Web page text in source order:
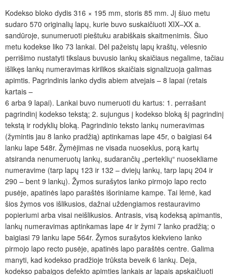
Kodekso bloko dydis 316 × 195 mm, storis 85 mm. Jį šiuo metu
sudaro 570 originalių lapų, kurie buvo suskaičiuoti XIX–XX a.
sandūroje, sunumeruoti pieštuku arabiškais skaitmenimis. Šiuo
metu kodekse liko 73 lankai. Dėl pažeistų lapų kraštų, vėlesnio
perrišimo nustatyti tikslaus buvusio lankų skaičiaus negalime, tačiau
išlikęs lankų numeravimas kirilikos skaičiais signalizuoja galimas
apimtis. Pagrindinis lanko dydis abiem atvejais – 8 lapai (retais
kartais –
6 arba 9 lapai). Lankai buvo numeruoti du kartus: 1. perrašant
pagrindinį kodekso tekstą; 2. sujungus į kodekso bloką šį pagrindinį
tekstą ir rodyklių bloką. Pagrindinio teksto lankų numeravimas
(žymintis jau 8 lanko pradžią) aptinkamas lape 45r, o baigiasi 64
lanku lape 548r. Žymėjimas ne visada nuoseklus, porą kartų
atsiranda nenumeruotų lankų, sudarančių „perteklių“ nuosekliame
numeravime (tarp lapų 123 ir 132 – dviejų lankų, tarp lapų 204 ir
290 – bent 9 lankų). Žymos surašytos lanko pirmojo lapo recto
pusėje, apatinės lapo paraštės išoriniame kampe. Tai lėmė, kad
šios žymos vos išlikusios, dažnai uždengiamos restauravimo
popieriumi arba visai neišlikusios. Antrasis, visą kodeksą apimantis,
lankų numeravimas aptinkamas lape 4r ir žymi 7 lanko pradžią; o
baigiasi 79 lanku lape 564r. Žymos surašytos kiekvieno lanko
pirmojo lapo recto pusėje, apatinės lapo paraštės centre. Galima
manyti, kad kodekso pradžioje trūksta beveik 6 lankų. Deja,
kodekso pabaigos defekto apimties lankais ar lapais apskaičiuoti